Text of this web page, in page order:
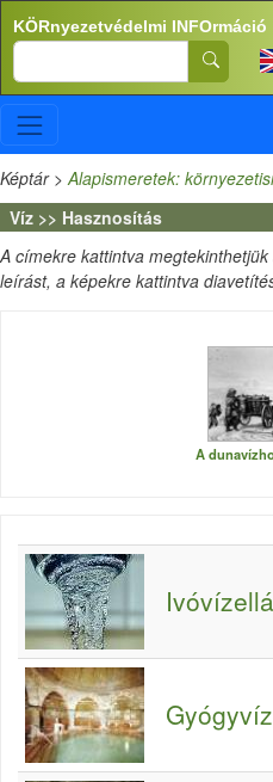
Ugrás a tartalomra
KÖRnyezetvédelmi INFOrmáció
Search
Képtár>Alapismeretek:
Víz >> Hasznosítás
A címekre kattintva
leírást, a képekre kattintva
A